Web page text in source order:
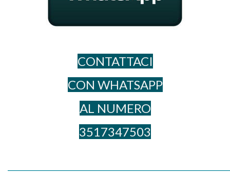
CONTATTACI
CON WHATSAPP
AL NUME​RO
3517347503